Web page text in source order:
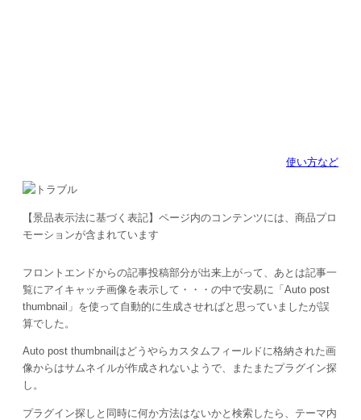
使い方など
【景品表示法に基づく表記】ページ内のコンテンツには、商品プロ
モーションが含まれています
フロントエンドからの記事投稿部分が出来上がって、あとは記事一
覧にアイキャッチ画像を表示して・・・の中で安易に「Auto post
thumbnail」を使って自動的に生成させればと思っていましたが誤
算でした。
Auto post thumbnailはどうやらカスタムフィールドに格納された画
像からはサムネイルが作成されないようで、またまたプラグイン探
し。
プラグイン探しと同時に何か方法はないかと検索したら、テーマ内